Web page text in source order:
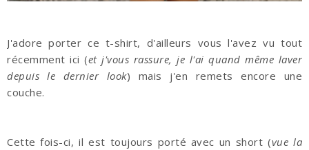
J'adore porter ce t-shirt, d'ailleurs vous l'avez vu tout
récemment ici (et j'vous rassure, je l'ai quand même laver
depuis le dernier look) mais j'en remets encore une
couche.
Cette fois-ci, il est toujours porté avec un short (vue la